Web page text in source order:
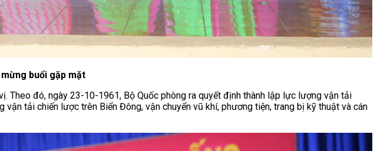
buổi gặp mặt
Theo đó, ngày 23-10-1961, Bộ Quốc phòng ra quyết định thành lập lực lượng vận tải
tải chiến lược trên Biển Đông, vận chuyển vũ khí, phương tiện, trang bị kỹ thuật và cán